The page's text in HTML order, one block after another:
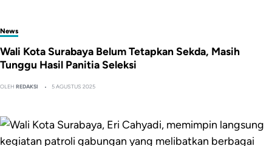
News
Wali Kota Surabaya Belum Tetapkan Sekda, Masih
Tunggu Hasil Panitia Seleksi
OLEHREDAKSI 5 AGUSTUS 2025